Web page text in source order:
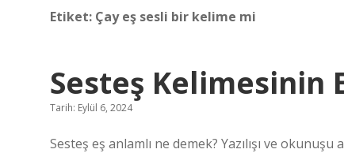
Etiket: Çay eş sesli bir kelime mi
Sesteş Kelimesinin
Tarih: Eylül 6, 2024
Sesteş eş anlamlı ne demek? Yazılışı ve